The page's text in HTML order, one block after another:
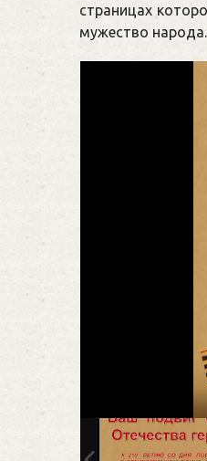
страницах
мужество народа.